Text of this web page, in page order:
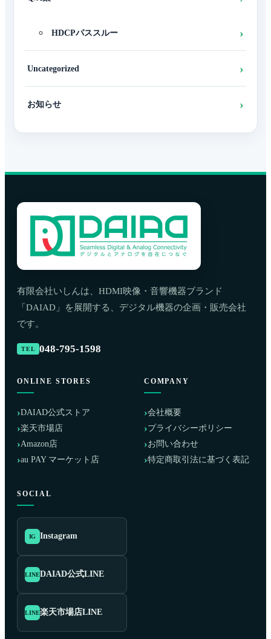
HDCPパススルー
Uncategorized
お知らせ
有限会社いしんは、HDMI映像・音響機器ブランド
「DAIAD」を展開する、デジタル機器の企画・販売会社
です。
048-795-1598
ONLINE STORES
DAIAD公式ストア
楽天市場店
Amazon店
au PAY マーケット店
COMPANY
会社概要
プライバシーポリシー
お問い合わせ
特定商取引法に基づく表記
SOCIAL
IG Instagram
LINEDAIAD公式LINE
LINE楽天市場店LINE